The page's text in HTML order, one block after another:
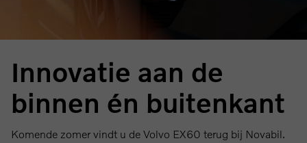
Innovatie aan de
binnen én buitenkant
Komende zomer vindt u de Volvo EX60 terug bij Novabil.